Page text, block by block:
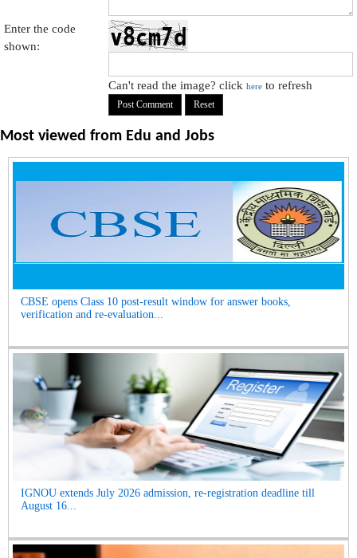
Enter the code
shown:
Can't read the image? clickhere to refresh
Most viewed from Edu and Jobs
CBSE opens Class 10 post-result window for answer books,
verification and re-evaluation...
IGNOU extends July 2026 admission, re-registration deadline till
August 16...